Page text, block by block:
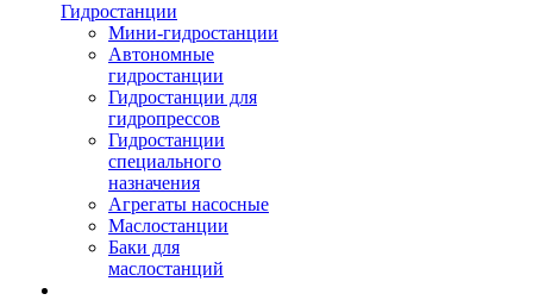
Гидростанции
Мини-гидростанции
Автономные
гидростанции
Гидростанции для
гидропрессов
Гидростанции
специального
назначения
Агрегаты насосные
Маслостанции
Баки для
маслостанций